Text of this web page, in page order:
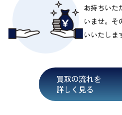
お持ちいた
いませ。そ
いいたしま
買取の流れを
詳しく見る